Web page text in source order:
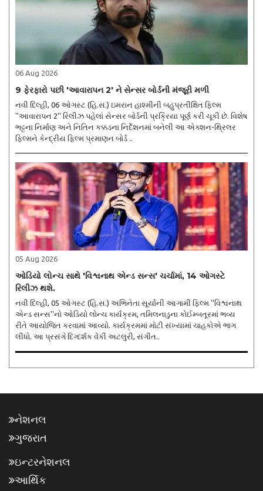
06 Aug 2026
9 ફેરફારો પછી 'આવારાપન 2' ને સેન્સર બોર્ડની મંજૂરી મળી
નવી દિલ્હી, 06 ઓગસ્ટ (હિ.સ.) ઇમરાન હાશ્મીની બહુપ્રતીક્ષિત ફિલ્મ
''આવારાપન 2'' રિલીઝ પહેલાં સેન્સર બોર્ડની પ્રક્રિયા પૂર્ણ કરી ચૂકી છે. વિશેષ
ભટ્ટના નિર્માણ અને નિતિન કક્કડના નિર્દેશનમાં બનેલી આ એક્શન-થ્રિલર
ફિલ્મને કેન્દ્રીય ફિલ્મ પ્રમાણન બોર્ડ ..
05 Aug 2026
ઓડિયો લોન્ચ સાથે 'વિશ્વનાથ એન્ડ સન્સ' ચર્ચામાં, 14 ઓગસ્ટે
રિલીઝ થશે.
નવી દિલ્હી, 05 ઓગસ્ટ (હિ.સ.) અભિનેતા સૂર્યાની આગામી ફિલ્મ ''વિશ્વનાથ
એન્ડ સન્સ''નો ઓડિયો લોન્ચ કાર્યક્રમ, તમિલનાડુના કોઈમ્બતૂરમાં ભવ્ય
રીતે આયોજિત કરવામાં આવ્યો. કાર્યક્રમમાં મોટી સંખ્યામાં ચાહકોએ ભાગ
લીધો. આ પ્રસંગે દિગ્દર્શક વેંકી અટલુરી, સંગીત..
નેશનલ
ગુજરાત
ઇન્ટરનેશનલ
આર્થિક